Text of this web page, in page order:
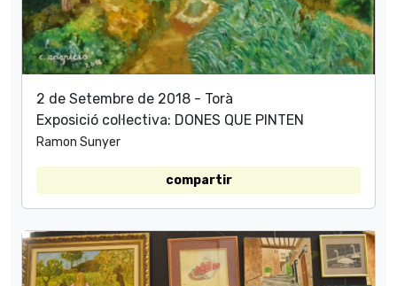
2 de Setembre de 2018 - Torà
Exposició col·lectiva: DONES QUE PINTEN
Ramon Sunyer
compartir